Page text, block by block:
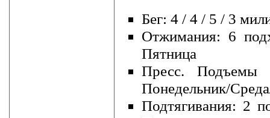
Бег: 4 / 4 / 5 / 3
Отжимания: 6
Пятница
Пресс. Подъемы
Понедельник/
Подтягивания: 2